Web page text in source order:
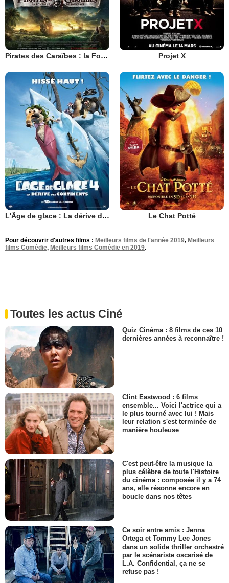
Pirates des Caraïbes : la Fontaine de Jouvence Projet X
L'Âge de glace : La dérive des continents Le Chat Potté
Pour découvrir d'autres films : Meilleurs films de l'année 2019, Meilleurs
films Comédie, Meilleurs films Comédie en 2019.
Toutes les actus Ciné
Quiz Cinéma : 8 films de ces 10
dernières années à reconnaître !
Clint Eastwood : 6 films
ensemble... Voici l'actrice qui a
le plus tourné avec lui ! Mais
leur relation s'est terminée de
manière houleuse
C'est peut-être la musique la
plus célèbre de toute l'Histoire
du cinéma : composée il y a 74
ans, elle résonne encore en
boucle dans nos têtes
Ce soir entre amis : Jenna
Ortega et Tommy Lee Jones
dans un solide thriller orchestré
par le scénariste oscarisé de
L.A. Confidential, ça ne se
refuse pas !